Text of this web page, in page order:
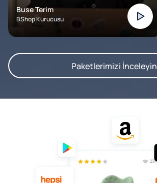
Buse Terim
BShop Kurucusu
Paketlerimizi İnceleyin